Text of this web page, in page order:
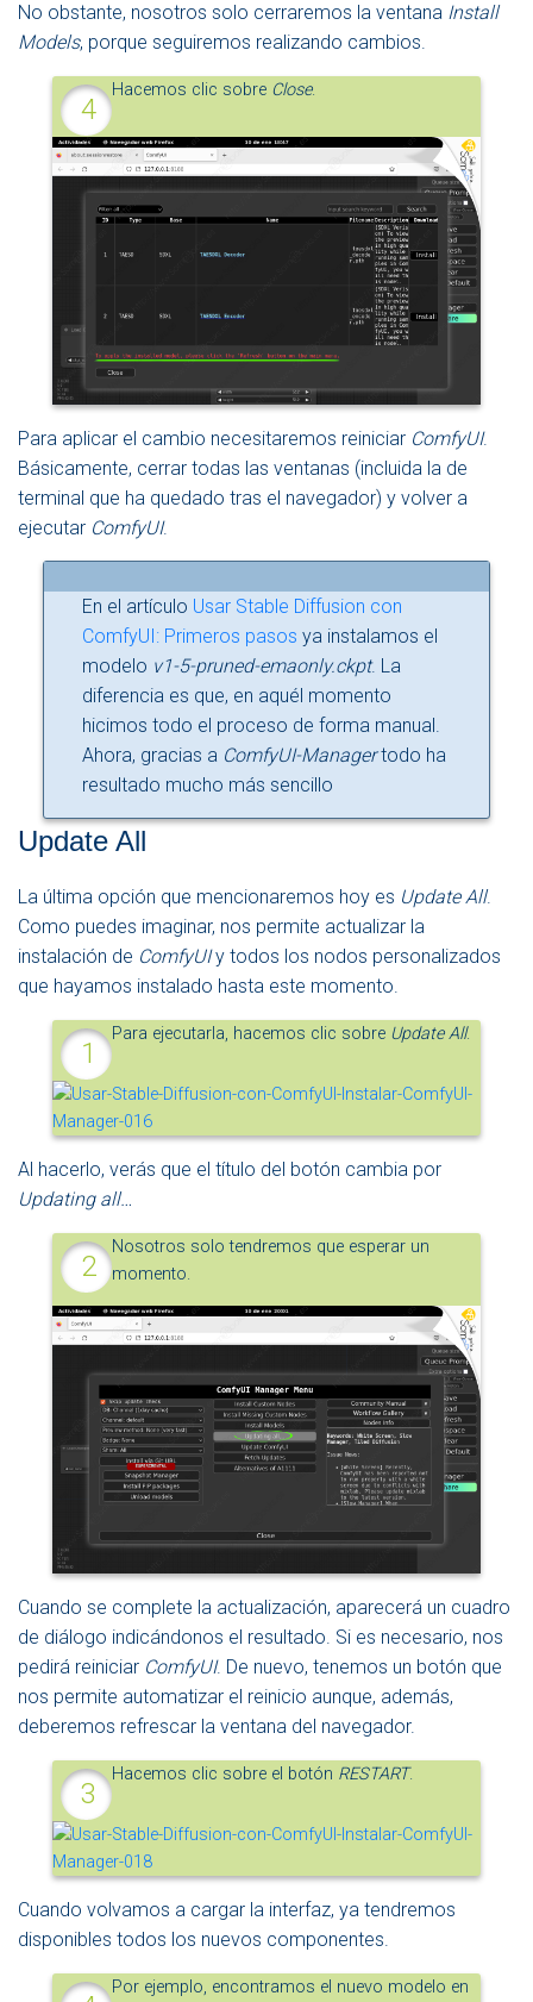
No obstante, nosotros solo cerraremos la ventana Install
Models, porque seguiremos realizando cambios.
Hacemos clic sobre Close.
Para aplicar el cambio necesitaremos reiniciar ComfyUI.
Básicamente, cerrar todas las ventanas (incluida la de
terminal que ha quedado tras el navegador) y volver a
ejecutar ComfyUI.
En el artículo Usar Stable Diffusion con
ComfyUI: Primeros pasos ya instalamos el
modelo v1-5-pruned-emaonly.ckpt. La
diferencia es que, en aquél momento
hicimos todo el proceso de forma manual.
Ahora, gracias a ComfyUI-Managertodo ha
resultado mucho más sencillo
Update All
La última opción que mencionaremos hoy es Update All.
Como puedes imaginar, nos permite actualizar la
instalación de ComfyUIy todos los nodos personalizados
que hayamos instalado hasta este momento.
Para ejecutarla, hacemos clic sobre Update All.
Al hacerlo, verás que el título del botón cambia por
Updating all…
Nosotros solo tendremos que esperar un
momento.
Cuando se complete la actualización, aparecerá un cuadro
de diálogo indicándonos el resultado. Si es necesario, nos
pedirá reiniciar ComfyUI. De nuevo, tenemos un botón que
nos permite automatizar el reinicio aunque, además,
deberemos refrescar la ventana del navegador.
Hacemos clic sobre el botón RESTART.
Cuando volvamos a cargar la interfaz, ya tendremos
disponibles todos los nuevos componentes.
Por ejemplo, encontramos el nuevo modelo en